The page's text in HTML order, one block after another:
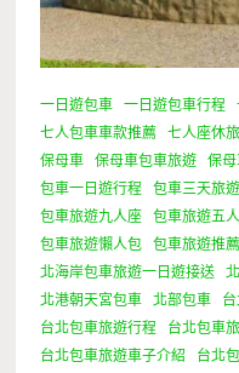
一日遊包車 一日遊包車行程
七人包車車款推薦
七人座休
保母車
保母車包車旅遊 保
包車一日遊行程
包車三天旅遊
包車旅遊九人座
包車旅遊五
包車旅遊懶人包
包車旅遊推薦
北海岸包車旅遊一日遊接送
北港朝天宮包車
北部包車
台北包車旅遊行程
台北包車
台北包車旅遊車子介紹
台北